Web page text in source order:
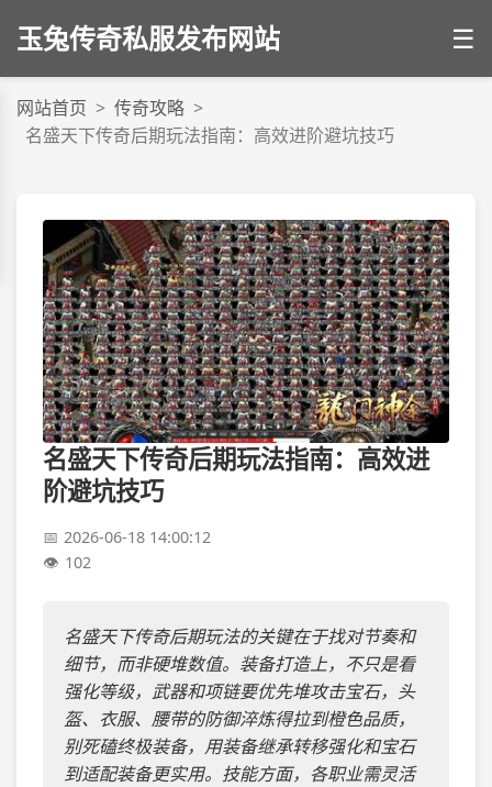
玉兔传奇私服发布网站 ☰
网站首页 > 传奇攻略 >
名盛天下传奇后期玩法指南：高效进阶避坑技巧
名盛天下传奇后期玩法指南：高效进
阶避坑技巧
2026-06-18 14:00:12
102
名盛天下传奇后期玩法的关键在于找对节奏和
细节，而非硬堆数值。装备打造上，不只是看
强化等级，武器和项链要优先堆攻击宝石，头
盔、衣服、腰带的防御淬炼得拉到橙色品质，
别死磕终极装备，用装备继承转移强化和宝石
到适配装备更实用。技能方面，各职业需灵活